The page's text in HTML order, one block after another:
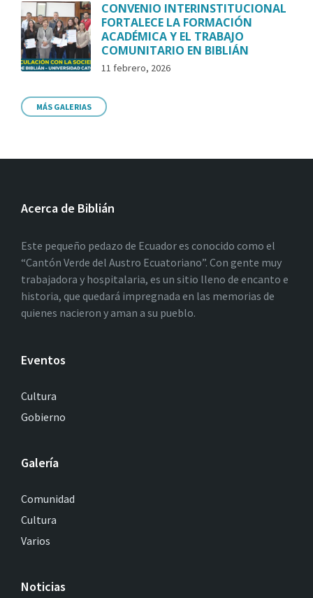
CONVENIO INTERINSTITUCIONAL
FORTALECE LA FORMACIÓN
ACADÉMICA Y EL TRABAJO
COMUNITARIO EN BIBLIÁN
11 febrero, 2026
MÁS GALERIAS
Acerca de Biblián
Este pequeño pedazo de Ecuador es conocido como el
“Cantón Verde del Austro Ecuatoriano”. Con gente muy
trabajadora y hospitalaria, es un sitio lleno de encanto e
historia, que quedará impregnada en las memorias de
quienes nacieron y aman a su pueblo.
Eventos
Cultura
Gobierno
Galería
Comunidad
Cultura
Varios
Noticias